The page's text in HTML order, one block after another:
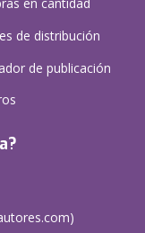
en cantidad
de distribución
de publicación
)